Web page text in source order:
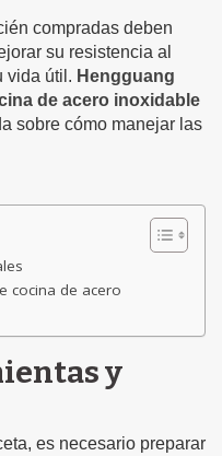
compradas deben
su resistencia al
vida útil. Hengguang
de acero inoxidable
sobre cómo manejar las
cocina de acero
y
es necesario preparar